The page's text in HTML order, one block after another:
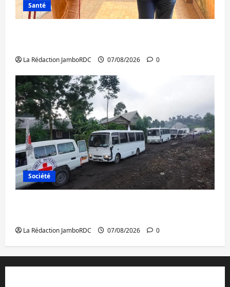
Santé
La Rédaction JamboRDC 07/08/2026 0
Société
La Rédaction JamboRDC 07/08/2026 0